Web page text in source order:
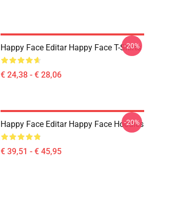
Happy Face Editar Happy Face T-Shirts
€ 24,38 - € 28,06
-20%
Happy Face Editar Happy Face Hoodies
€ 39,51 - € 45,95
-20%